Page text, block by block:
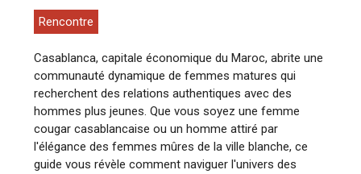
Rencontre
Casablanca, capitale économique du Maroc, abrite une
communauté dynamique de femmes matures qui
recherchent des relations authentiques avec des
hommes plus jeunes. Que vous soyez une femme
cougar casablancaise ou un homme attiré par
l'élégance des femmes mûres de la ville blanche, ce
guide vous révèle comment naviguer l'univers des